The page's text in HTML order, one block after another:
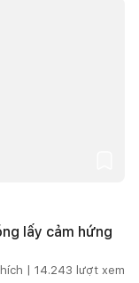
lấy cảm hứng
| 14.243 lượt xem